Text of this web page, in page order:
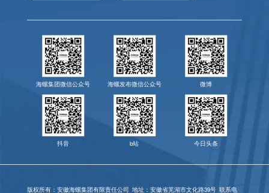
海螺集团微信公众号 海螺发布微信公众号 微博
抖音 b站 今日头条
版权所有：安徽海螺集团有限责任公司 地址：安徽省芜湖市文化路39号 联系电